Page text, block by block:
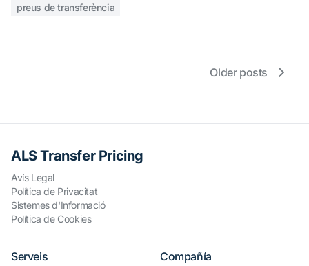
preus de transferència
Older posts
ALS Transfer Pricing
Avís Legal
Política de Privacitat
Sistemes d'Informació
Política de Cookies
Serveis Compañía